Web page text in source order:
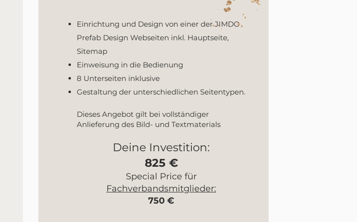
Einrichtung und Design von einer der JIMDO
Prefab Design Webseiten inkl. Hauptseite,
Sitemap
Einweisung in die Bedienung
8 Unterseiten inklusive
Gestaltung der unterschiedlichen Seitentypen.
Dieses Angebot gilt bei vollständiger
Anlieferung des Bild- und Textmaterials
Deine Investition:
825 €
Special Price für
Fachverbandsmitglieder:
750 €